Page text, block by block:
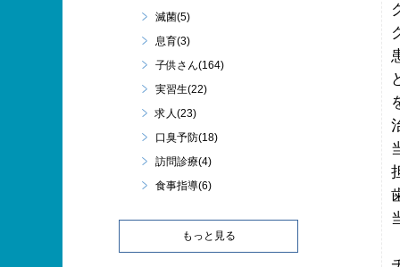
滅菌(5)
息育(3)
子供さん(164)
実習生(22)
求人(23)
口臭予防(18)
訪問診療(4)
食事指導(6)
もっと見る